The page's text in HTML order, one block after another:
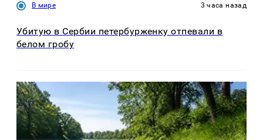
В мире 3 часа назад
Убитую в Сербии петербурженку отпевали в
белом гробу